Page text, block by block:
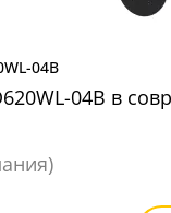
04B
04B в